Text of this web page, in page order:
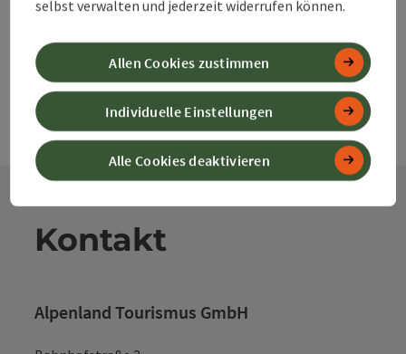
Alpenland
wichtig?
Kontakt
Alpenland Tourismus GmbH
selbst verwalten und jederzeit widerrufen können.
Alle Cookies deaktivieren
Individuelle Einstellungen
Allen Cookies zustimmen